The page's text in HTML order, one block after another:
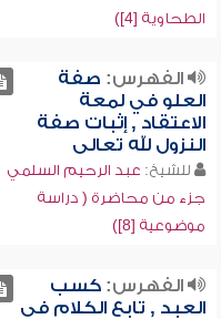
الطحاوية [4])
الفهرس: صفة
العلو في لمعة
الاعتقاد , إثبات صفة
النزول لله تعالى
للشيخ: عبد الرحيم السلمي
جزء من محاضرة ( دراسة
موضوعية [8])
الفهرس:كسب
العبد , تابع الكلام في